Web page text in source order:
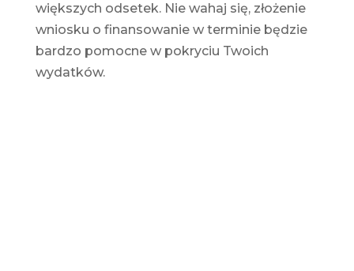
większych odsetek. Nie wahaj się, złożenie
wniosku o finansowanie w terminie będzie
bardzo pomocne w pokryciu Twoich
wydatków.